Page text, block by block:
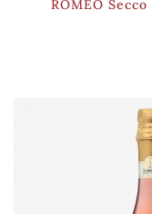
ROMEO